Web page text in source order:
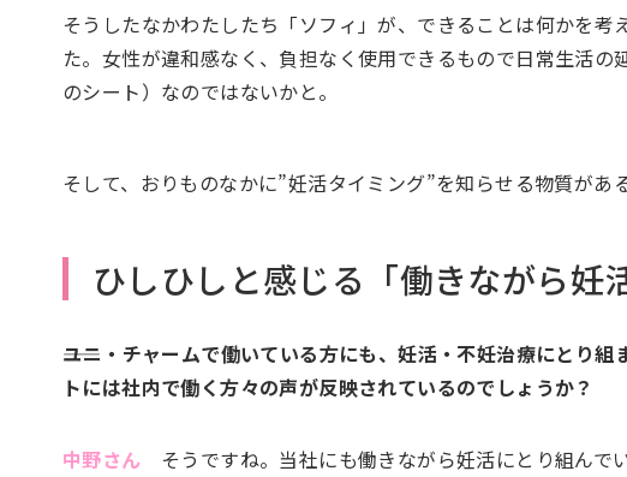
そうしたなかわたしたち「ソフィ」が、できることは何かを
た。女性が違和感なく、負担なく使用できるもので日常生活
のシート）なのではないかと。
そして、おりものなかに”妊活タイミング”を知らせる物質があ
ひしひしと感じる「働きながら
――ユニ・チャームで働いている方にも、妊活・不妊治療にとり
トには社内で働く方々の声が反映されているのでしょうか？
中野さん そうですね。当社にも働きながら妊活にとり組んで